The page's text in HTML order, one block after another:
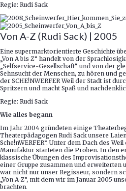
Regie: Rudi Sack
Von A-Z (Rudi Sack) | 2005
Eine supermarktorientierte Geschichte
„Von A bis Z“ handelt von der
„Selfservice-Gesellschaft“ und von der
Sehnsucht der Menschen, zu hören und
der SCHE!NWERFER Weil der Stadt ist
Spritzern und macht Spaß und
Regie: Rudi Sack
Wie alles begann
Im Jahr 2004 gründeten einige
Theaterpädagogen Rudi Sack unsere
Sche!nWERFER“. Unter dem Dach des
Manufaktur starteten die Proben. In den
klassische Übungen des
einer Gruppe zusammen und erweiterten
war nicht nur unser Regisseur, sondern
„Von A-Z“, mit dem wir im Januar 2005
brachten.